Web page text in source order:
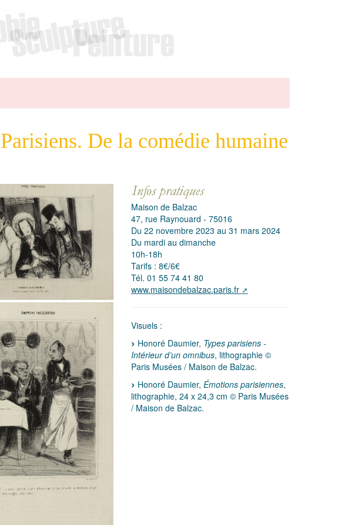
De la comédie humaine
Maison de Balzac
47, rue Raynouard - 75016
Du 22 novembre 2023 au 31 mars 2024
Du mardi au dimanche
10h-18h
Tarifs : 8€/6€
Tél. 01 55 74 41 80
www.maisondebalzac.paris.fr
Visuels :
Honoré Daumier, Types parisiens -
Intérieur d’un omnibus, lithographie ©
Paris Musées / Maison de Balzac.
Honoré Daumier, Émotions parisiennes,
lithographie, 24 x 24,3 cm © Paris Musées
/ Maison de Balzac.